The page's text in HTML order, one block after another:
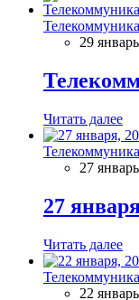
29
Читать далее
27
27
Читать далее
22